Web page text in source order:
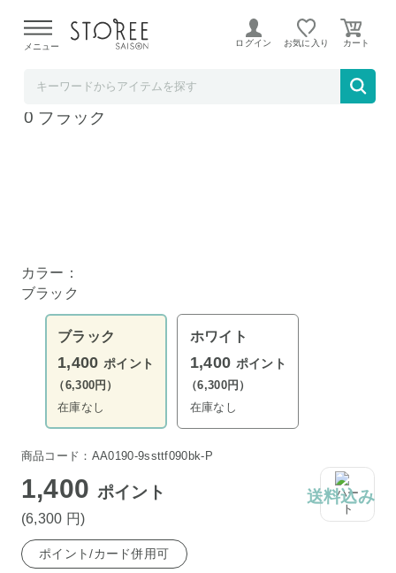
よる配送遅延が発生しております。
メニュー ログイン お気に入り
合計耐荷重90kg! 突っ張り布団干し STTF-09
0 ブラック
カラー：
ブラック
ブラック
1,400 ポイント
（6,300円）
在庫なし
ホワイト
1,400 ポイント
（6,300円）
在庫なし
商品コード：AA0190-9ssttf090bk-P
1,400 ポイント
(6,300 円)
送料込み
ポイント/カード併用可